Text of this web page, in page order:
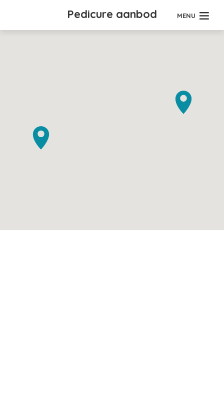
Pedicure aanbod MENU